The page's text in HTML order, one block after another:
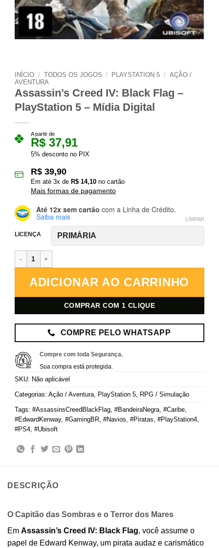
INÍCIO / TODOS OS JOGOS / PLAYSTATION 5 / AÇÃO /
AVENTURA
Assassin’s Creed IV: Black Flag –
PlayStation 5 – Mídia Digital
A partir de
R$ 37,91
5% desconto no PIX
R$ 39,90
Em até 3x de R$ 14,10 no cartão
Mais formas de pagamento
Até 12x sem cartão com a Linha de Crédito.
Saiba mais
LICENÇA
LIMPAR
ADICIONAR AO CARRINHO
COMPRAR COM 1 CLIQUE
COMPRE PELO WHATSAPP
Compre com toda Segurança.
Sua compra está protegida.
SKU: Não aplicável
Categorias: Ação / Aventura PlayStation 5 RPG / Simulação
Tags: #AssassinsCreedBlackFlag #BandeiraNegra #Caribe
#EdwardKenway, #GamingBR #Navios #Piratas #PlayStation4
#PS4 #Ubisoft
DESCRIÇÃO
O Capitão das Sombras e o Terror dos Mares
Em Assassin’s Creed IV: Black Flag, você assume o
papel de Edward Kenway, um pirata audaz e carismático